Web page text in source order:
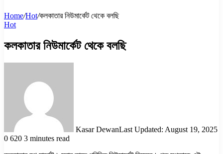
Home/Hot/কলকাতার নিউমার্কেট থেকে বলছি
Hot
কলকাতার নিউমার্কেট থেকে বলছি
Kasar DewanLast Updated: August 19, 2025
0 620 3 minutes read